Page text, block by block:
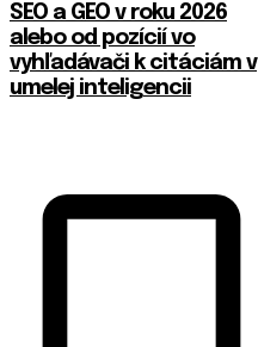
SEO a GEO v roku 2026
alebo od pozícií vo
vyhľadávači k citáciám v
umelej inteligencii